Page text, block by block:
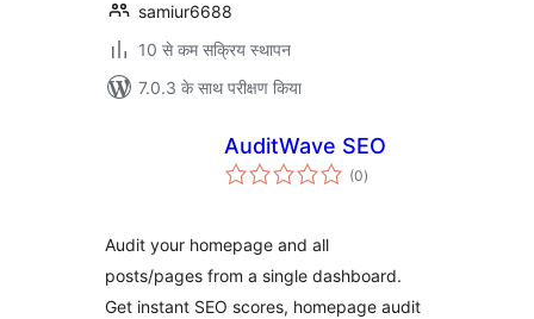
samiur6688
10 से कम सक्रिय स्थापन
7.0.3 के साथ परीक्षण किया
AuditWave SEO
(0कुल
दर)
Audit your homepage and all
posts/pages from a single dashboard.
Get instant SEO scores, homepage audit